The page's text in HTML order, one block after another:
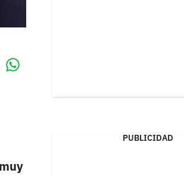
PUBLICIDAD